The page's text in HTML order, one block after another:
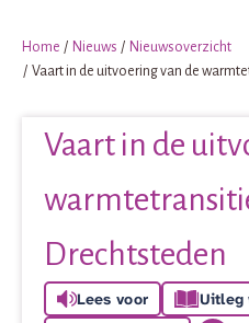
Home Nieuws
Nieuwsoverzicht
Vaart in de uitvoering van de
Vaart in de
Drechtsteden
Lees voor
Uitleg